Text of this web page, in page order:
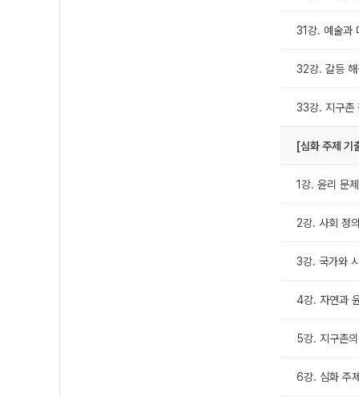
31강. 예술과
32강. 갈등
33강. 지구촌
[심화 주제 기
1강. 윤리 문
2강. 사회 정
3강. 국가와
4강. 자연과
5강. 지구촌
6강. 심화 주